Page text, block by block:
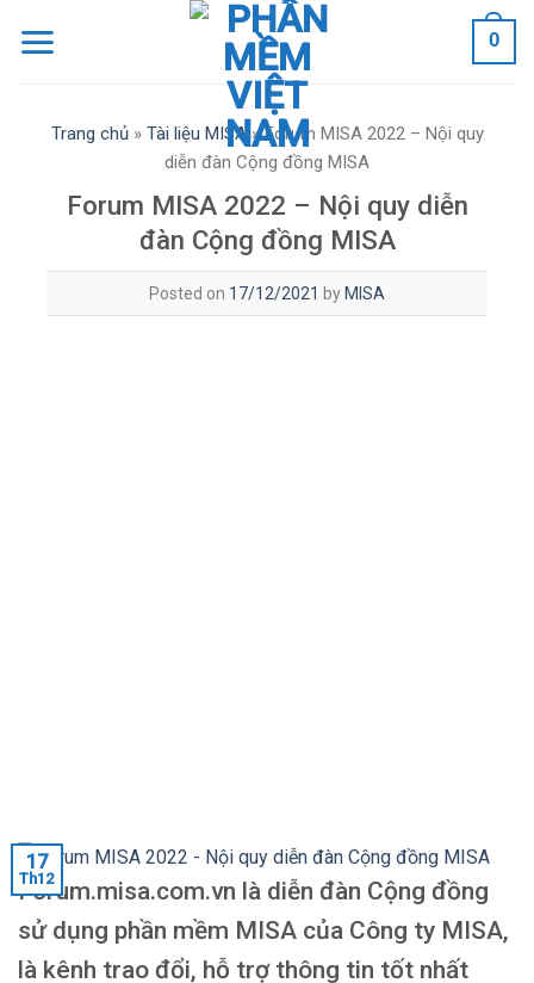
0
Trang chủ» Tài liệu MISA »Forum MISA 2022 – Nội quy
diễn đàn Cộng đồng MISA
Forum MISA 2022 – Nội quy diễn
đàn Cộng đồng MISA
Posted on 17/12/2021 by MISA
17
Th12
Forum.misa.com.vn là diễn đàn Cộng đồng
sử dụng phần mềm MISA của Công ty MISA,
là kênh trao đổi, hỗ trợ thông tin tốt nhất